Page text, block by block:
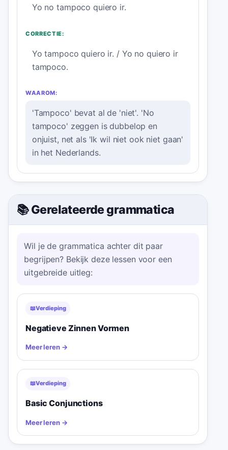
Yo no tampoco quiero ir.
CORRECTIE:
Yo tampoco quiero ir. / Yo no quiero ir
tampoco.
WAAROM:
'Tampoco' bevat al de 'niet'. 'No
tampoco' zeggen is dubbelop en
onjuist, net als 'Ik wil niet ook niet gaan'
in het Nederlands.
📚 Gerelateerde grammatica
Wil je de grammatica achter dit paar
begrijpen? Bekijk deze lessen voor een
uitgebreide uitleg:
📖Verdieping
Negatieve Zinnen Vormen
Meer leren →
📖Verdieping
Basic Conjunctions
Meer leren →